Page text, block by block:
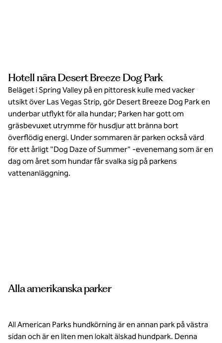
att slå Las
Vegas värmen.
Hotell nära Desert Breeze Dog Park
Beläget i Spring Valley på en pittoresk kulle med vacker
utsikt över Las Vegas Strip, gör Desert Breeze Dog Park en
underbar utflykt för alla hundar; Parken har gott om
gräsbevuxet utrymme för husdjur att bränna bort
överflödig energi. Under sommaren är parken också värd
för ett årligt "Dog Daze of Summer" -evenemang som är en
dag om året som hundar får svalka sig på parkens
vattenanläggning.
lasvegasnevada.gov
Alla amerikanska parker
All American Parks hundkörning är en annan park på västra
sidan och är en liten men lokalt älskad hundpark. Denna